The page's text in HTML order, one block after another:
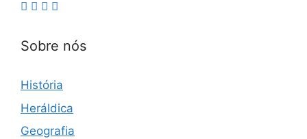
Sobre nós
História
Heráldica
Geografia